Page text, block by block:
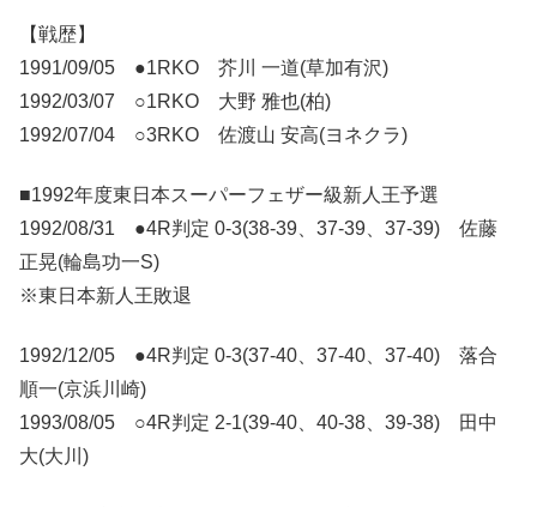
【戦歴】
1991/09/05 ●1RKO 芥川 一道(草加有沢)
1992/03/07 ○1RKO 大野 雅也(柏)
1992/07/04 ○3RKO 佐渡山 安高(ヨネクラ)
■1992年度東日本スーパーフェザー級新人王予選
1992/08/31 ●4R判定 0-3(38-39、37-39、37-39) 佐藤
正晃(輪島功一S)
※東日本新人王敗退
1992/12/05 ●4R判定 0-3(37-40、37-40、37-40) 落合
順一(京浜川崎)
1993/08/05 ○4R判定 2-1(39-40、40-38、39-38) 田中
大(大川)